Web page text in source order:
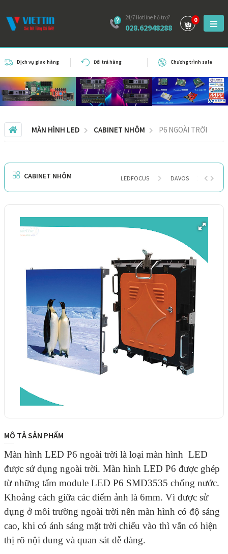
24/7 Hotline hỗ trợ?
028.62948288
0
Dịch vụ giao hàng Đổi trả hàng Chương trình sale
MÀN HÌNH LED CABINET NHÔM P6 NGOÀI TRỜI
CABINET NHÔM LEDFOCUS DAVOS
MÔ TẢ SẢN PHẨM
Màn hình LED P6 ngoài trời là loại màn hình LED
được sử dụng ngoài trời. Màn hình LED P6 được ghép
từ những tấm module LED P6 SMD3535 chống nước.
Khoảng cách giữa các điểm ảnh là 6mm. Vì được sử
dụng ở môi trường ngoài trời nên màn hình có độ sáng
cao, khi có ánh sáng mặt trời chiếu vào thì vẫn có hiện
thị rõ nội dung và quan sát dễ dàng.